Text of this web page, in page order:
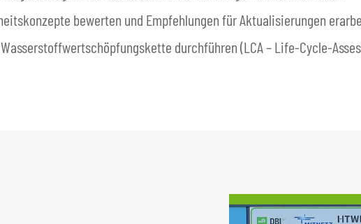
bewerten und Empfehlungen für Aktualisierungen
durchführen (LCA – Life-Cycle-